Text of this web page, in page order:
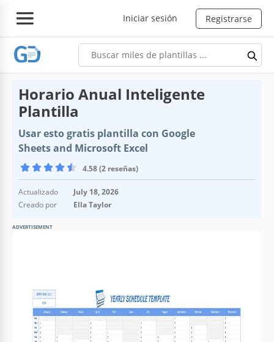
Iniciar sesión Registrarse
Horario Anual Inteligente
Plantilla
Usar esto gratis plantilla con Google
Sheets and Microsoft Excel
4.58 (2 reseñas)
Actualizado
July 18, 2026
Creado por
Ella Taylor
ADVERTISEMENT